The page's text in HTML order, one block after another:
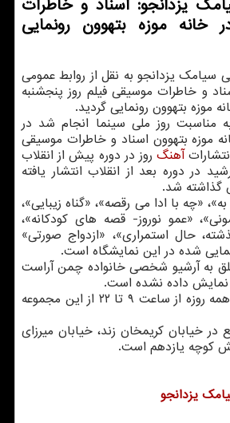
یزدانجو: اسناد و خاطرات
خانه موزه بتهوون رونمایی
یزدانجو به نقل از روابط عمومی
و خاطرات موسیقی فیلم روز پنجشنبه
موزه بتهوون رونمایی گردید.
مناسبت روز ملی سینما انجام شد در
موزه بتهوون اسناد و خاطرات موسیقی
آهنگروز در دوره پیش از انقلاب
در دوره بعد از انقلاب انتشار یافته
گذاشته شد.
«چه با ادا می رقصه»، «گناه زیبایی»،
«عمو نوروز- قصه های كودكانه»،
حال استمراری»، «ازدواج صورتی»
شده در این نمایشگاه است.
به آرشیو شخصی خانواده چمن آراست
نمایش داده نشده است.
علاقمندان می توانند همه روزه از ساعت ۹ تا ۲۲ از این مجموعه
در خیابان كریمخان زند، خیابان میرزای
یزدانجو